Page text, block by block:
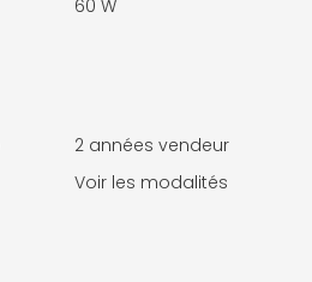
60 W
2 années vendeur
Voir les modalités